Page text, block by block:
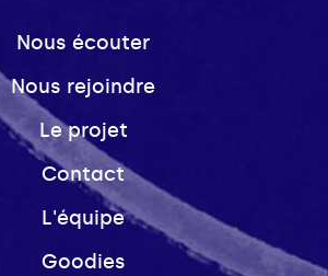
Nous écouter
Nous rejoindre
Le projet
Contact
L'équipe
Goodies